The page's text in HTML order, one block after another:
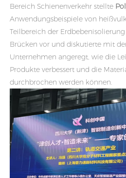
Bereich Schienenverkehr stellte
Anwendungsbeispiele von
Teilbereich der
Brücken vor und diskutierte mit
Unternehmen angeregt, wie die
Produkte verbessert und die
durchbrochen werden können.